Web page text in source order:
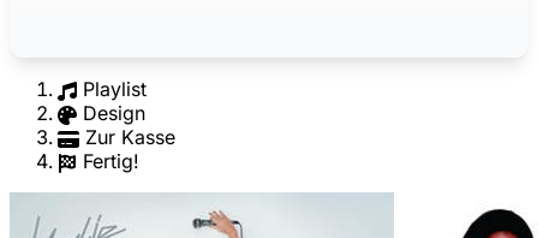
Playlist
Design
Zur Kasse
Fertig!